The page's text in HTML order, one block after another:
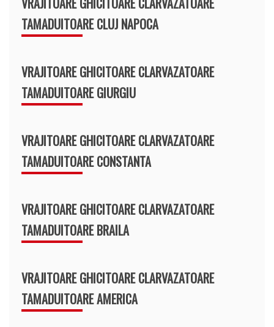
TAMADUITOARE CLUJ NAPOCA
VRAJITOARE GHICITOARE CLARVAZATOARE
TAMADUITOARE GIURGIU
VRAJITOARE GHICITOARE CLARVAZATOARE
TAMADUITOARE CONSTANTA
VRAJITOARE GHICITOARE CLARVAZATOARE
TAMADUITOARE BRAILA
VRAJITOARE GHICITOARE CLARVAZATOARE
TAMADUITOARE AMERICA